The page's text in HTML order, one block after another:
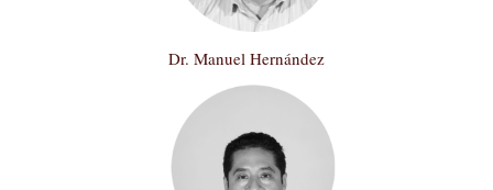
Dr. Manuel Hernández